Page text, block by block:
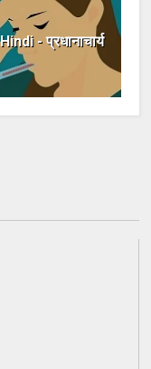
- प्रधानाचार्य